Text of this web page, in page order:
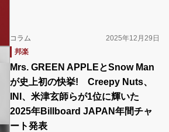
コラム
2025年12月29日
邦楽
Mrs. GREEN APPLEとSnow Man
が史上初の快挙! Creepy Nuts、
INI、米津玄師らが1位に輝いた
2025年Billboard JAPAN年間チャ
ート発表